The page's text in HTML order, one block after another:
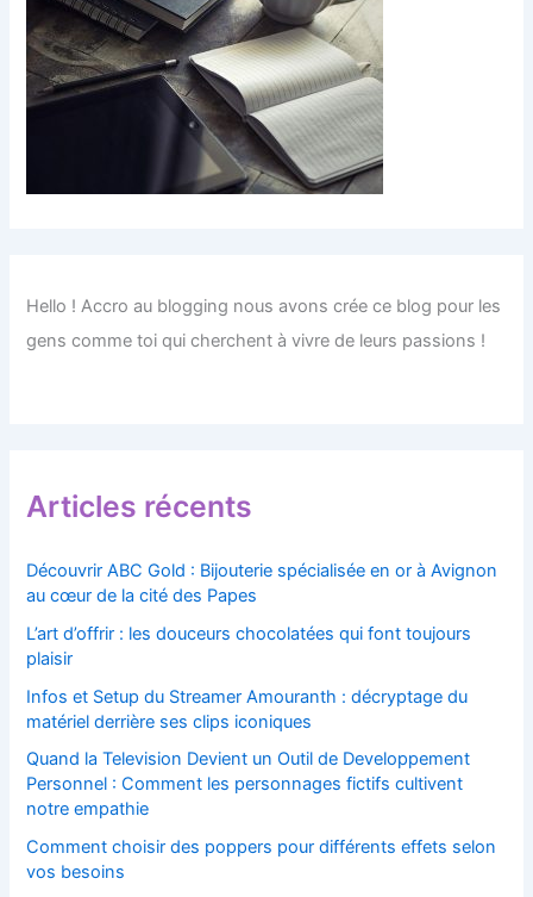
Hello ! Accro au blogging nous avons crée ce blog pour les
gens comme toi qui cherchent à vivre de leurs passions !
Articles récents
Découvrir ABC Gold : Bijouterie spécialisée en or à Avignon
au cœur de la cité des Papes
L’art d’offrir : les douceurs chocolatées qui font toujours
plaisir
Infos et Setup du Streamer Amouranth : décryptage du
matériel derrière ses clips iconiques
Quand la Television Devient un Outil de Developpement
Personnel : Comment les personnages fictifs cultivent
notre empathie
Comment choisir des poppers pour différents effets selon
vos besoins